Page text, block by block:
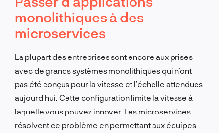
monolithiques à des
microservices
La plupart des entreprises sont encore aux prises
avec de grands systèmes monolithiques qui n’ont
pas été conçus pour la vitesse et l’échelle attendues
aujourd’hui. Cette configuration limite la vitesse à
laquelle vous pouvez innover. Les microservices
résolvent ce problème en permettant aux équipes